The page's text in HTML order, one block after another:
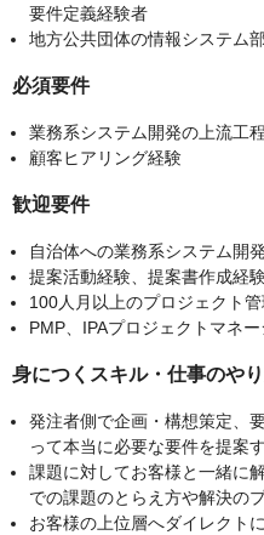
要件定義経験者
地方公共団体の情報システム
必須要件
業務系システム開発の上流工
顧客ヒアリング経験
歓迎要件
自治体への業務系システム開
提案活動経験、提案書作成経
100人月以上のプロジェクト
PMP、IPAプロジェクトマネ
身につくスキル・仕事のや
発注者側で企画・構想策定、
って本当に必要な要件を提案
課題に対してお客様と一緒に
での課題のとらえ方や解決の
お客様の上位層へダイレクト